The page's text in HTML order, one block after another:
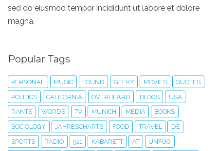
sed do eiusmod tempor incididunt ut labore et dolore
magna.
Popular Tags
PERSONAL MUSIC FOUND GEEKY MOVIES QUOTES
POLITICS CALIFORNIA OVERHEARD BLOGS USA
RANTS WORDS TV MUNICH MEDIA BOOKS
SOCIOLOGY JAHRESCHARTS FOOD TRAVEL DE
SPORTS RADIO 911 KABARETT AT UNFUG